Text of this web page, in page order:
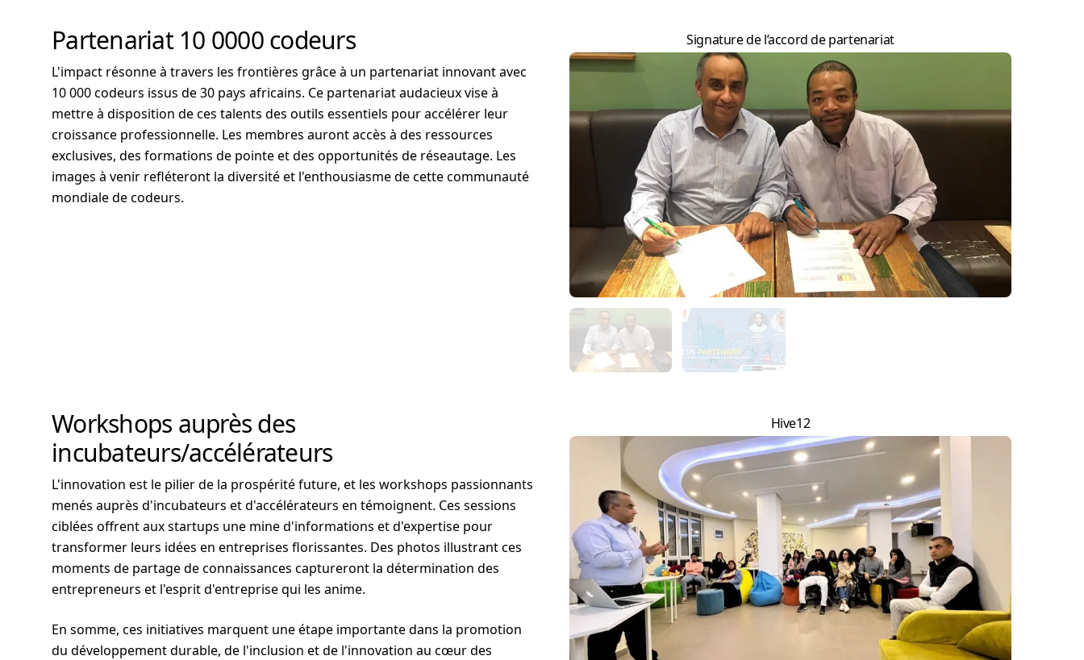
Partenariat 10 0000 codeurs
L'impact résonne à travers les frontières grâce à un partenariat innovant avec
10 000 codeurs issus de 30 pays africains. Ce partenariat audacieux vise à
mettre à disposition de ces talents des outils essentiels pour accélérer leur
croissance professionnelle. Les membres auront accès à des ressources
exclusives, des formations de pointe et des opportunités de réseautage. Les
images à venir refléteront la diversité et l'enthousiasme de cette communauté
mondiale de codeurs.
Signature de l’accord de partenariat
Workshops auprès des
incubateurs/accélérateurs
L'innovation est le pilier de la prospérité future, et les workshops passionnants
menés auprès d'incubateurs et d'accélérateurs en témoignent. Ces sessions
ciblées offrent aux startups une mine d'informations et d'expertise pour
transformer leurs idées en entreprises florissantes. Des photos illustrant ces
moments de partage de connaissances captureront la détermination des
entrepreneurs et l'esprit d'entreprise qui les anime.
En somme, ces initiatives marquent une étape importante dans la promotion
du développement durable, de l'inclusion et de l'innovation au cœur des
Hive12